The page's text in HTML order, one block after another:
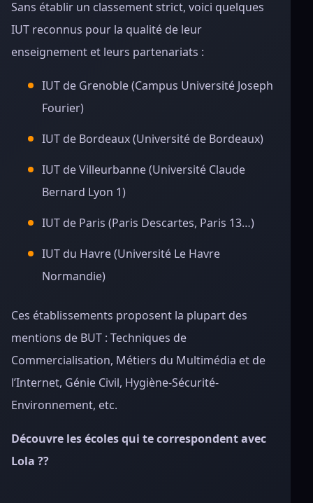
Sans établir un classement strict, voici quelques
IUT reconnus pour la qualité de leur
enseignement et leurs partenariats :
IUT de Grenoble (Campus Université Joseph
Fourier)
IUT de Bordeaux (Université de Bordeaux)
IUT de Villeurbanne (Université Claude
Bernard Lyon 1)
IUT de Paris (Paris Descartes, Paris 13…)
IUT du Havre (Université Le Havre
Normandie)
Ces établissements proposent la plupart des
mentions de BUT : Techniques de
Commercialisation, Métiers du Multimédia et de
l’Internet, Génie Civil, Hygiène-Sécurité-
Environnement, etc.
Découvre les écoles qui te correspondent avec
Lola ??